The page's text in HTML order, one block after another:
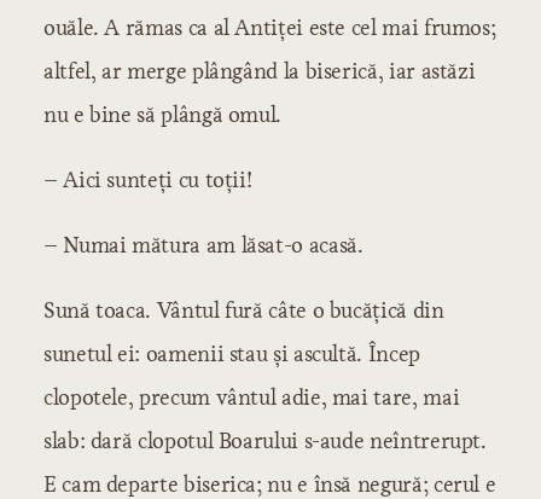
ouăle. A rămas ca al Antiței este cel mai frumos;
altfel, ar merge plângând la biserică, iar astăzi
nu e bine să plângă omul.
– Aici sunteți cu toții!
– Numai mătura am lăsat-o acasă.
Sună toaca. Vântul fură câte o bucățică din
sunetul ei: oamenii stau și ascultă. Încep
clopotele, precum vântul adie, mai tare, mai
slab: dară clopotul Boarului s-aude neîntrerupt.
E cam departe biserica; nu e însă negură; cerul e